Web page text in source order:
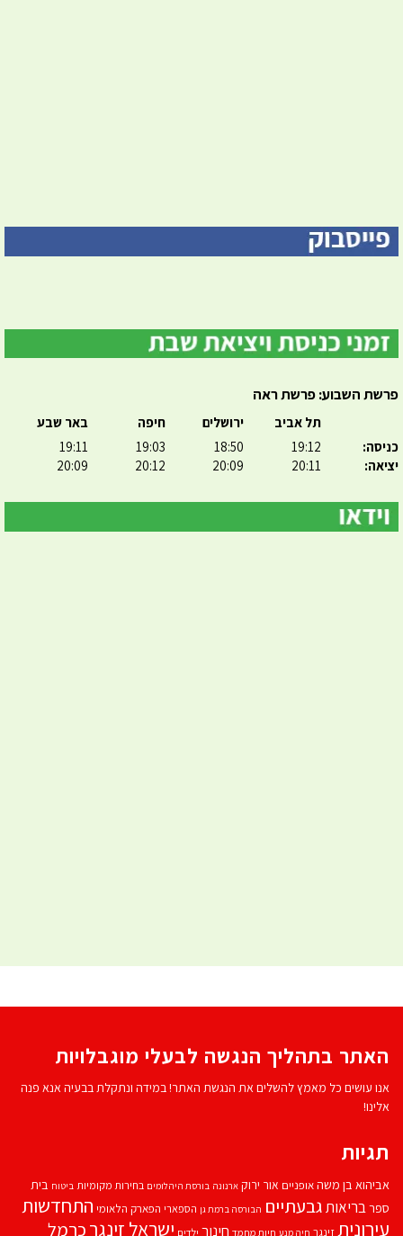
פרשת השבוע: פרשת ראה
כניסה:
יציאה:
תל אביב
19:12
20:11
ירושלים
18:50
20:09
חיפה
19:03
20:12
באר שבע
19:11
20:09
האתר בתהליך הנגשה לבעלי מוגבלויות
אנו עושים כל מאמץ להשלים את הנגשת האתר! במידה ונתקלת בבעיה אנא פנה
אלינו!
תגיות
אביהוא בן משהאופניים אור ירוק ארנונה בורסת היהלומים בחירות מקומיות ביטוח בית
ספרבריאותגבעתיים הבורסה ברמת גן הספארי הפארק הלאומי התחדשות
עירוניתזינגר חיה מנע חיות מחמד חינוך ילדים ישראל זינגרכרמל